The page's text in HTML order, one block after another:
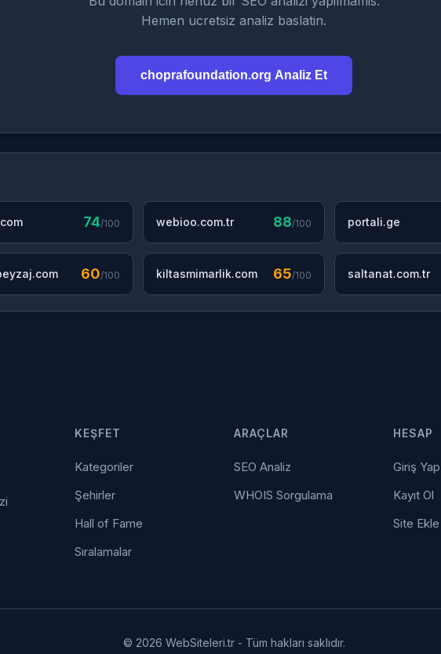
Hemen ucretsiz analiz baslatin.
choprafoundation.org Analiz Et
74/100 webioo.com.tr 88/100 portali.ge
60/100 kiltasmimarlik.com 65/100 saltanat.com.tr
KEŞFET
Kategoriler
Şehirler
Hall of Fame
Sıralamalar
ARAÇLAR
SEO Analiz
WHOIS Sorgulama
HESAP
Giriş Yap
Kayıt Ol
Site Ekle
© 2026 WebSiteleri.tr - Tüm hakları saklıdır.